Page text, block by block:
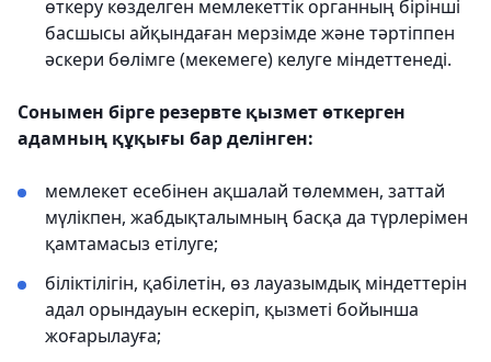
өткеру көзделген мемлекеттік органның бірінші
басшысы айқындаған мерзімде және тәртіппен
әскери бөлімге (мекемеге) келуге міндеттенеді.
Сонымен бірге резервте қызмет өткерген
адамның құқығы бар делінген:
мемлекет есебінен ақшалай төлеммен, заттай
мүлікпен, жабдықталымның басқа да түрлерімен
қамтамасыз етілуге;
біліктілігін, қабілетін, өз лауазымдық міндеттерін
адал орындауын ескеріп, қызметі бойынша
жоғарылауға;